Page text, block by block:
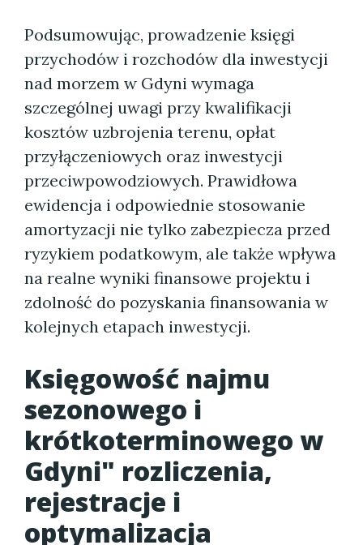
Podsumowując, prowadzenie księgi
przychodów i rozchodów dla inwestycji
nad morzem w Gdyni wymaga
szczególnej uwagi przy kwalifikacji
kosztów uzbrojenia terenu, opłat
przyłączeniowych oraz inwestycji
przeciwpowodziowych. Prawidłowa
ewidencja i odpowiednie stosowanie
amortyzacji nie tylko zabezpiecza przed
ryzykiem podatkowym, ale także wpływa
na realne wyniki finansowe projektu i
zdolność do pozyskania finansowania w
kolejnych etapach inwestycji.
Księgowość najmu
sezonowego i
krótkoterminowego w
Gdyni" rozliczenia,
rejestracje i
optymalizacja